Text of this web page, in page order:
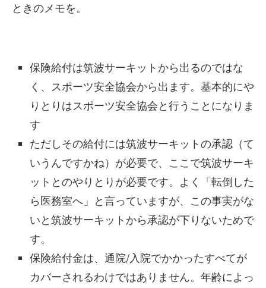
ときのメモを。
保険給付は筑波サーキットから出るのではな
く、スポーツ安全協会から出ます。基本的にや
りとりはスポーツ安全協会と行うことになりま
す
ただしその給付には筑波サーキットの承認（て
いうんですかね）が必要で、ここで筑波サーキ
ットとのやりとりが必要です。よく「転倒した
ら医務室へ」と言っていますが、この事実がな
いと筑波サーキットから承認が下りないためで
す。
保険給付金は、通院/入院でかかったすべてが
カバーされるわけではありません。年齢によっ